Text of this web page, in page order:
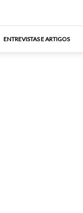
ENTREVISTAS E ARTIGOS